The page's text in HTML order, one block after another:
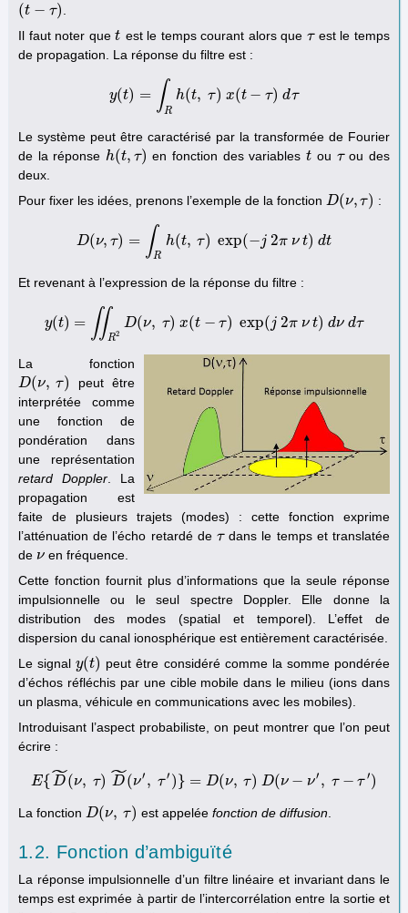
(t − τ)
(t− τ)
Il faut noter quet
t est le temps courant alors queτ
τest le temps
de propagation. La réponse du filtre est :
y(t) = ∫R
h(t, τ) x(t − τ) dτ
y( = Rh(t, τ) x (t−τ) dτ
Le système peut être caractérisé par la transformée de Fourier
de la réponse h(t, τ)
h(t,τ) en fonction des variables t
t ou τ
τou des
deux.
Pour fixer les idées, prenons l’exemple de la fonction D(ν, τ)
D(ν,τ) :
D(ν, τ) = ∫R
h(t, τ) exp(−j 2π ν t) dt
D ν,τ =∫ Rh(t, τ ) exp(−j 2 π ν t) d t
Et revenant à l’expression de la réponse du filtre :
y(t) = ∬R2
D(ν, τ) x(t − τ) exp(j 2π ν t) dν dτ
(t )= R2D(ν , τ) x(t− τ) exp (j 2π ν t) dν dτ
La fonction
D(ν, τ)
D(ν, τ
peut être
interprétée comme
une fonction de
pondération dans
une représentation
retard Doppler. La
propagation est
faite de plusieurs trajets (modes) : cette fonction exprime
l’atténuation de l’écho retardé de τ
τdans le temps et translatée
de ν
ν en fréquence.
Cette fonction fournit plus d’informations que la seule réponse
impulsionnelle ou le seul spectre Doppler. Elle donne la
distribution des modes (spatial et temporel). L’effet de
dispersion du canal ionosphérique est entièrement caractérisée.
Le signaly(t)
y(t)
peut être considéré comme la somme pondérée
d’échos réfléchis par une cible mobile dans le milieu (ions dans
un plasma, véhicule en communications avec les mobiles).
Introduisant l’aspect probabiliste, on peut montrer que l’on peut
écrire :
E{D
˜(ν, τ) D
˜(ν′ , τ ′ )} = D(ν, τ) D(ν − ν′ , τ − τ ′)
E{D ~(ν, τ) D ~( ν′ , τ′)} =D(ν, ) D (ν−ν′, τ−τ′)
La fonction D(ν, τ)
D(ν, τ est appeléefonction de diffusion
1.2. Fonction d’ambiguïté
La réponse impulsionnelle d’un filtre linéaire et invariant dans le
temps est exprimée à partir de l’intercorrélation entre la sortie et